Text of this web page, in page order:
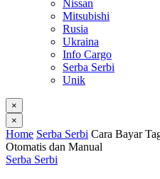
Nissan
Mitsubishi
Rusia
Ukraina
Info Cargo
Serba Serbi
Unik
×
×
Home Serba Serbi Cara Bayar
Otomatis dan Manual
Serba Serbi